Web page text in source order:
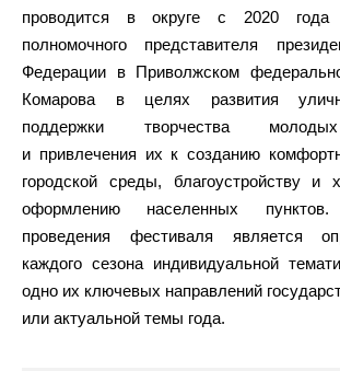
проводится в округе с 2020 года
полномочного представителя
Федерации в Приволжском
Комарова в целях развития
поддержки творчества
и привлечения их к созданию
городской среды, благоустройству и
оформлению населенных пунктов.
проведения фестиваля является
каждого сезона индивидуальной
одно их ключевых направлений
или актуальной темы года.